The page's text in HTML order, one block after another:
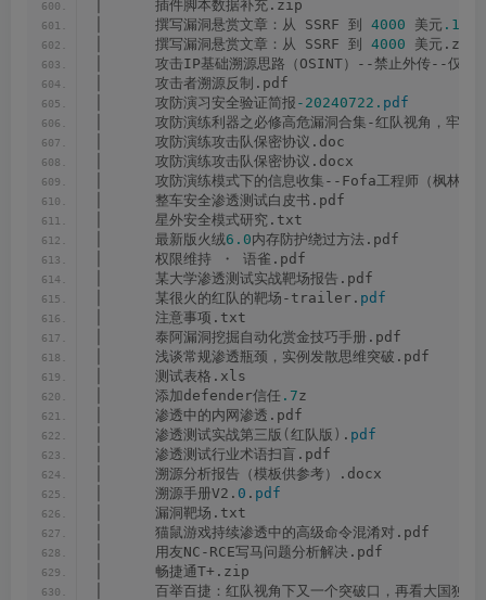
│      插件脚本数据补充.zip
│      撰写漏洞悬赏文章：从 SSRF 到 4000 美元 .1
│      撰写漏洞悬赏文章：从 SSRF 到 4000 美元.zip
│      攻击IP基础溯源思路（OSINT）--禁止外传--仅限
│      攻击者溯源反制.pdf
│      攻防演习安全验证简报 -20240722. pdf
│      攻防演练利器之必修高危漏洞合集-红队视角，牢筑
│      攻防演练攻击队保密协议.doc
│      攻防演练攻击队保密协议.docx
│      攻防演练模式下的信息收集--Fofa工程师（枫林晚
│      整车安全渗透测试白皮书.pdf
│      星外安全模式研究.txt
│      最新版火绒6.0内存防护绕过方法.pdf
│      权限维持 ・ 语雀.pdf
│      某大学渗透测试实战靶场报告.pdf
│      某很火的红队的靶场-trailer. pdf
│      注意事项.txt
│      泰阿漏洞挖掘自动化赏金技巧手册.pdf
│      浅谈常规渗透瓶颈，实例发散思维突破.pdf
│      测试表格.xls
│      添加defender信任 .7z
│      渗透中的内网渗透.pdf
│      渗透测试实战第三版 ( 红队版 ) . pdf
│      渗透测试行业术语扫盲.pdf
│      溯源分析报告（模板供参考）.docx
│      溯源手册V2. 0 . pdf
│      漏洞靶场.txt
│      猫鼠游戏持续渗透中的高级命令混淆对.pdf
│      用友NC-RCE写马问题分析解决.pdf
│      畅捷通T+.zip
│      百举百捷：红队视角下又一个突破口，再看大国独